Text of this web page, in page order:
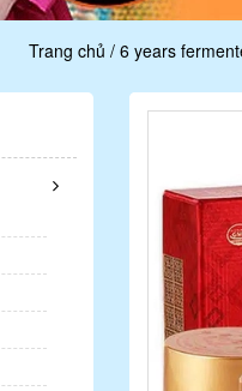
Trang chủ / 6 years